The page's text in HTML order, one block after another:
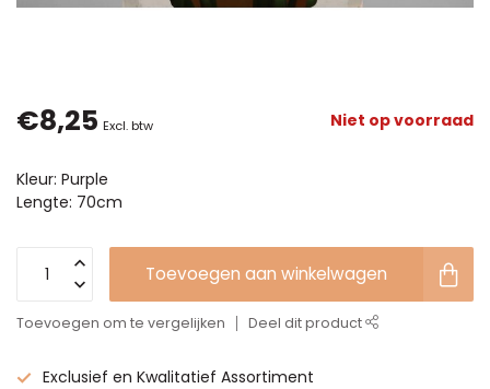
€8,25 Excl. btw Niet op voorraad
Kleur: Purple
Lengte: 70cm
Toevoegen aan winkelwagen
Toevoegen om te vergelijken Deel dit product
Exclusief en Kwalitatief Assortiment